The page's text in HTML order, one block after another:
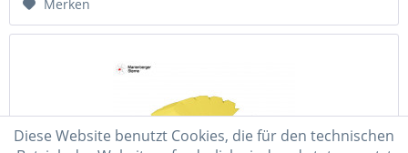
Merken
Diese Website benutzt Cookies, die für den technischen